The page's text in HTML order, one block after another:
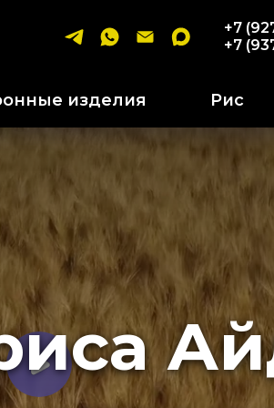
+7
+7
изделия Рис